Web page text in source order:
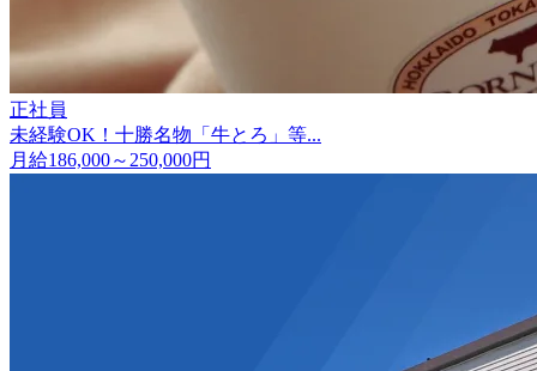
正社員
未経験OK！十勝名物「牛とろ」等...
月給186,000～250,000円